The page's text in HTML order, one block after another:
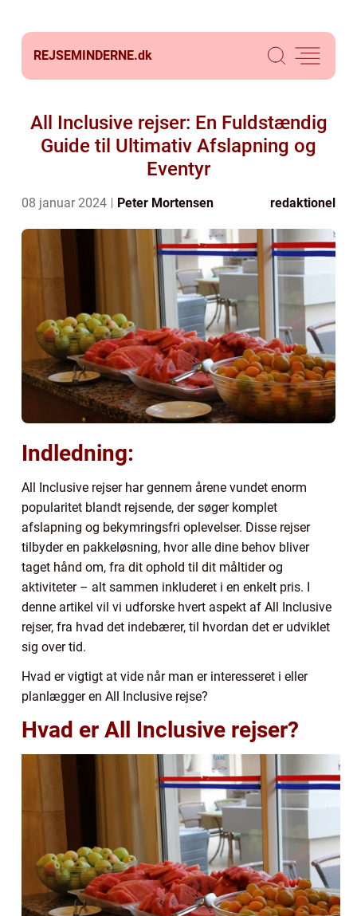
REJSEMINDERNE.dk
All Inclusive rejser: En Fuldstændig
Guide til Ultimativ Afslapning og
Eventyr
08 januar 2024 Peter Mortensen redaktionel
Indledning:
All Inclusive rejser har gennem årene vundet enorm
popularitet blandt rejsende, der søger komplet
afslapning og bekymringsfri oplevelser. Disse rejser
tilbyder en pakkeløsning, hvor alle dine behov bliver
taget hånd om, fra dit ophold til dit måltider og
aktiviteter – alt sammen inkluderet i en enkelt pris. I
denne artikel vil vi udforske hvert aspekt af All Inclusive
rejser, fra hvad det indebærer, til hvordan det er udviklet
sig over tid.
Hvad er vigtigt at vide når man er interesseret i eller
planlægger en All Inclusive rejse?
Hvad er All Inclusive rejser?